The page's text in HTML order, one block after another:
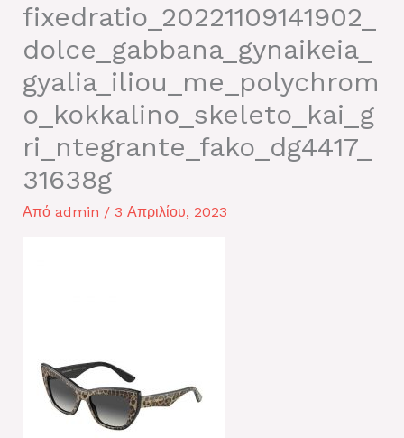
fixedratio_20221109141902_
dolce_gabbana_gynaikeia_
gyalia_iliou_me_polychrom
o_kokkalino_skeleto_kai_g
ri_ntegrante_fako_dg4417_
31638g
Από admin / 3 Απριλίου, 2023